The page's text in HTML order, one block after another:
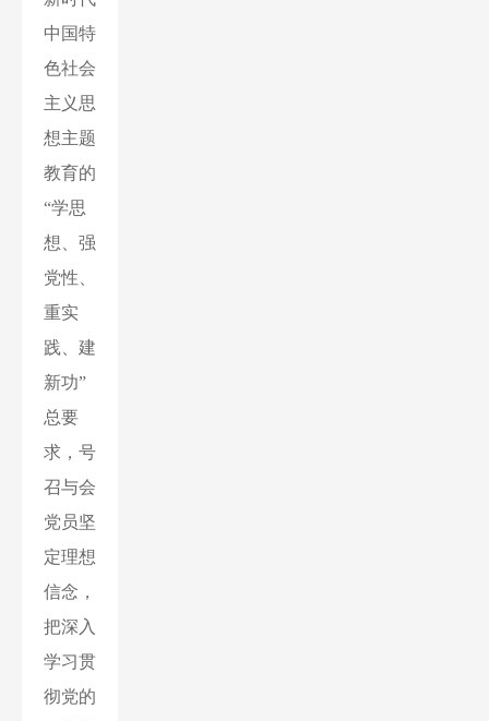
中国特
色社会
主义思
想主题
教育的
“学思
想、强
党性、
重实
践、建
新功”
总要
求，号
召与会
党员坚
定理想
信念，
把深入
学习贯
彻党的